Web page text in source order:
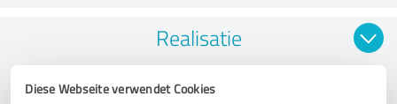
Diese Webseite verwendet Cookies
Realisatie